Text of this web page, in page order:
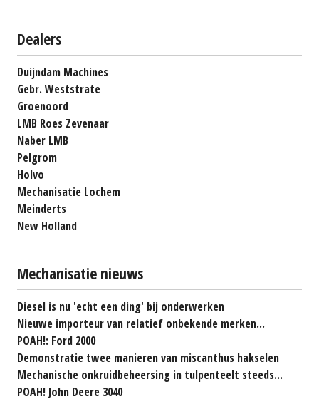
Dealers
Duijndam Machines
Gebr. Weststrate
Groenoord
LMB Roes Zevenaar
Naber LMB
Pelgrom
Holvo
Mechanisatie Lochem
Meinderts
New Holland
Mechanisatie nieuws
Diesel is nu 'echt een ding' bij onderwerken
Nieuwe importeur van relatief onbekende merken...
POAH!: Ford 2000
Demonstratie twee manieren van miscanthus hakselen
Mechanische onkruidbeheersing in tulpenteelt steeds...
POAH! John Deere 3040